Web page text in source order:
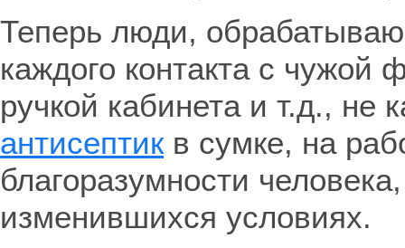
Теперь люди,
каждого контакта с
ручкой кабинета и т.д.,
антисептик в сумке, на
благоразумности
изменившихся условиях.